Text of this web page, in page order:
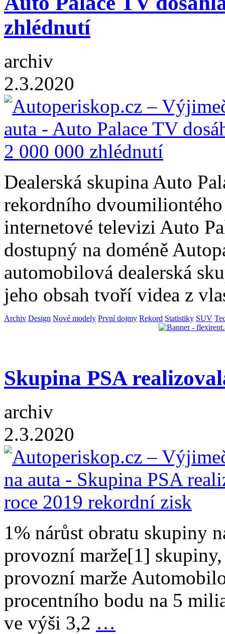
zhlédnutí
archiv
2.3.2020
Dealerská skupina Auto
rekordního
internetové televizi Auto
dostupný na doméně
automobilová dealerská
jeho obsah tvoří videa z
Archiv Design Nové modely První dojmy Rekord Statistiky SUV
Skupina PSA
archiv
2.3.2020
1% nárůst obratu skupiny
provozní marže[1]
provozní marže
procentního bodu na 5
ve výši 3,2 …